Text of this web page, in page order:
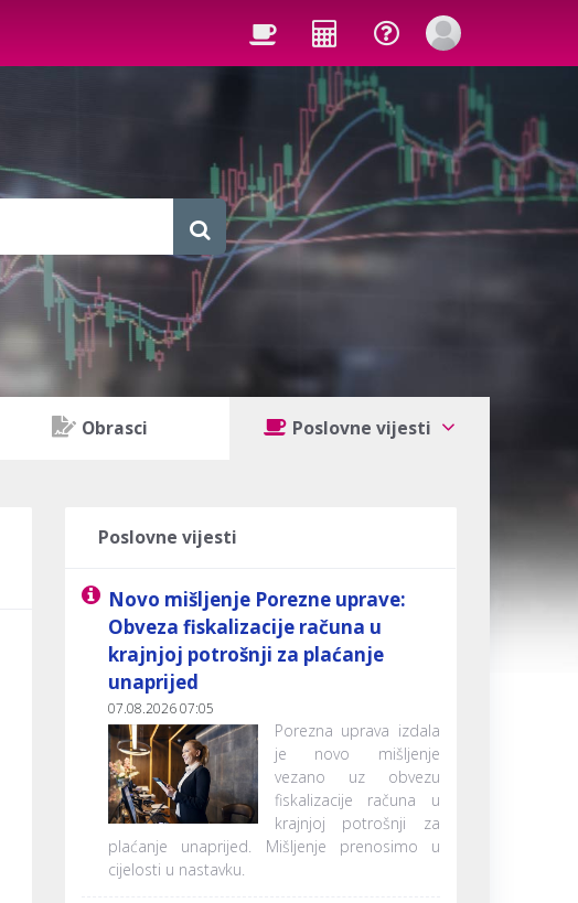
Obrasci Poslovne vijesti
Poslovne vijesti
Novo mišljenje Porezne uprave:
Obveza fiskalizacije računa u
krajnjoj potrošnji za plaćanje
unaprijed
07.08.2026 07:05
Porezna uprava izdala
je novo mišljenje
vezano uz obvezu
fiskalizacije računa u
krajnjoj potrošnji za
plaćanje unaprijed. Mišljenje prenosimo u
cijelosti u nastavku.